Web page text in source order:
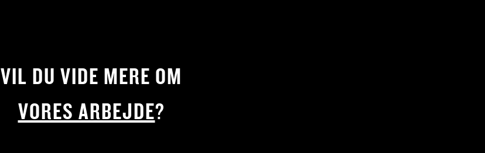
VIL DU VIDE MERE OM
VORES ARBEJDE?